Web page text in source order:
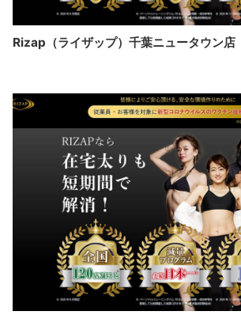
Rizap（ライザップ）千葉ニュータウン店